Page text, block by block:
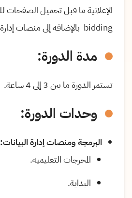
bidding بالإضافة إلى منصات إدارة البيانات (DMPs).
مدة الدورة:
تستمر الدورة ما بين 3 إلى 4 ساعة.
وحدات الدورة:
البرمجة ومنصات إدارة البيانات:
المخرجات التعليمية.
البداية.